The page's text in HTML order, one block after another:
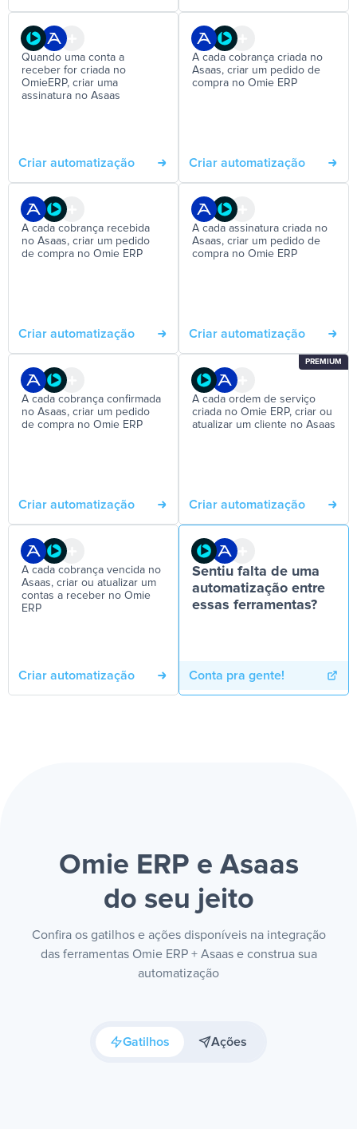
Quando uma conta a
receber for criada no
OmieERP, criar uma
assinatura no Asaas
Criar automatização
A cada cobrança criada no
Asaas, criar um pedido de
compra no Omie ERP
Criar automatização
A cada cobrança recebida
no Asaas, criar um pedido
de compra no Omie ERP
Criar automatização
A cada assinatura criada no
Asaas, criar um pedido de
compra no Omie ERP
Criar automatização
A cada cobrança confirmada
no Asaas, criar um pedido
de compra no Omie ERP
Criar automatização
PREMIUM
A cada ordem de serviço
criada no Omie ERP, criar ou
atualizar um cliente no Asaas
Criar automatização
A cada cobrança vencida no
Asaas, criar ou atualizar um
contas a receber no Omie
ERP
Criar automatização
Sentiu falta de uma
automatização entre
essas ferramentas?
Conta pra gente!
Omie ERP e Asaas
do seu jeito
Confira os gatilhos e ações disponíveis na integração
das ferramentas Omie ERP + Asaas e construa sua
automatização
Gatilhos Ações